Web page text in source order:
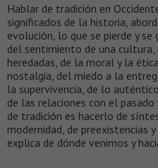
Hablar de tradición en
significados de la historia,
evolución, lo que se pierde y se
del sentimiento de una
heredadas, de la moral y la
nostalgia, del miedo a la
la supervivencia, de lo
de las relaciones con el
de tradición es hacerlo de
modernidad, de preexistencias
explica de dónde venimos y